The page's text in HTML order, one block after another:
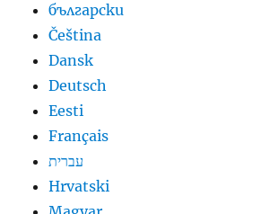
български
Čeština
Dansk
Deutsch
Eesti
Français
עברית
Hrvatski